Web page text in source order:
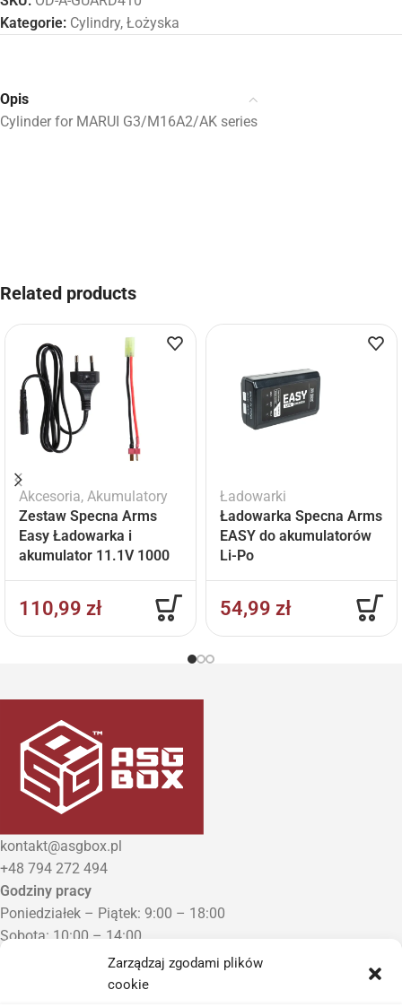
Zarządzaj zgodami plików
cookie
Kategorie: Cylindry, Łożyska
Opis
Cylinder for MARUI G3/M16A2/AK series
Related products
Akcesoria, Akumulatory
Zestaw Specna Arms
Easy Ładowarka i
akumulator 11.1V 1000
110,99 zł
Ładowarki
Ładowarka Specna Arms
EASY do akumulatorów
Li-Po
54,99 zł
kontakt@asgbox.pl
+48 794 272 494
Godziny pracy
Poniedziałek – Piątek: 9:00 – 18:00
Sobota: 10:00 – 14:00
Niedziela: Zamknięte
Punkt Odbioru zamówień